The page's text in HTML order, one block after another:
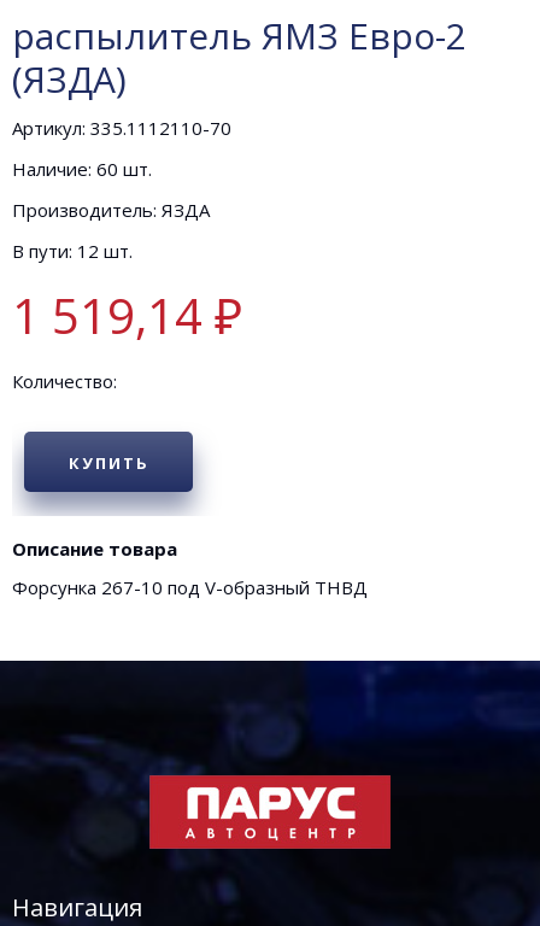
распылитель ЯМЗ Евро-2
(ЯЗДА)
Артикул: 335.1112110-70
Наличие: 60 шт.
Производитель: ЯЗДА
В пути: 12 шт.
1 519,14 ₽
Количество:
КУПИТЬ
Описание товара
Форсунка 267-10 под V-образный ТНВД
Навигация